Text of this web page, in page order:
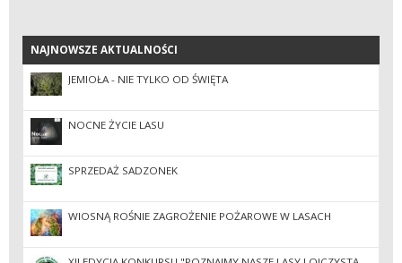
NAJNOWSZE AKTUALNOŚCI
NAJNOWSZE AKTUALNOŚCI
JEMIOŁA - NIE TYLKO OD ŚWIĘTA
NOCNE ŻYCIE LASU
SPRZEDAŻ SADZONEK
WIOSNĄ ROŚNIE ZAGROŻENIE POŻAROWE W LASACH